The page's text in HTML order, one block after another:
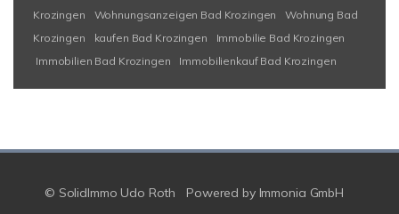
Krozingen
Wohnungsanzeigen Bad Krozingen
Wohnung Bad
Krozingen
kaufen Bad Krozingen
Immobilie Bad Krozingen
Immobilien Bad Krozingen
Immobilienkauf Bad Krozingen
© SolidImmo Udo Roth Powered by Immonia GmbH